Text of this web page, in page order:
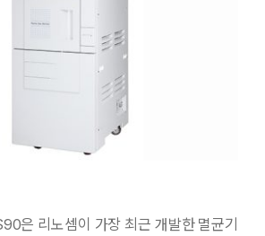
은 리노셈이 가장 최근 개발한 멸균기